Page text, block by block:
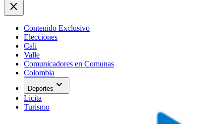
close
Contenido Exclusivo
Elecciones
Cali
Valle
Comunicadores en Comunas
Colombia
Deportes expand_more
Licita
Turismo